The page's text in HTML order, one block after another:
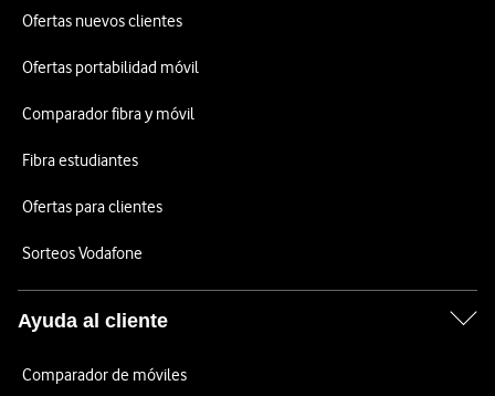
Ofertas nuevos clientes
Ofertas portabilidad móvil
Comparador fibra y móvil
Fibra estudiantes
Ofertas para clientes
Sorteos Vodafone
Ayuda al cliente
Comparador de móviles